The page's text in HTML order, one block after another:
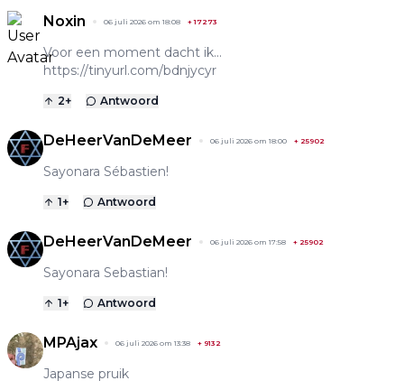
Noxin 06 juli 2026 om 18:08 +17273
Voor een moment dacht ik...
https://tinyurl.com/bdnjycyr
2+ Antwoord
DeHeerVanDeMeer 06 juli 2026 om 18:00 + 25902
Sayonara Sébastien!
1+ Antwoord
DeHeerVanDeMeer 06 juli 2026 om 17:58 + 25902
Sayonara Sebastian!
1+ Antwoord
MPAjax 06 juli 2026 om 13:38 + 9132
Japanse pruik